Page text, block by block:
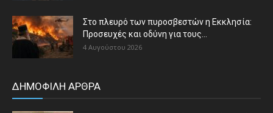
Στο πλευρό των πυροσβεστών η Εκκλησία:
Προσευχές και οδύνη για τους...
4 Αυγούστου 2026
ΔΗΜΟΦΙΛΗ ΑΡΘΡΑ